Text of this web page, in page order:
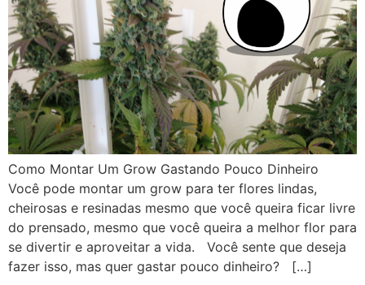
Como Montar Um Grow Gastando Pouco Dinheiro
Você pode montar um grow para ter flores lindas,
cheirosas e resinadas mesmo que você queira ficar livre
do prensado, mesmo que você queira a melhor flor para
se divertir e aproveitar a vida. Você sente que deseja
fazer isso, mas quer gastar pouco dinheiro? […]